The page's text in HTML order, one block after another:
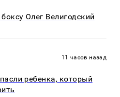
Олег Велигодский
11 часов назад
ребенка, который